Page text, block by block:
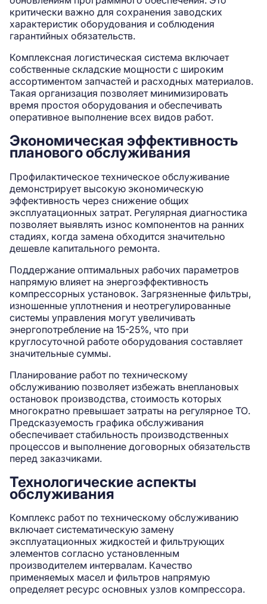
критически важно для сохранения заводских
характеристик оборудования и соблюдения
гарантийных обязательств.
Комплексная логистическая система включает
собственные складские мощности с широким
ассортиментом запчастей и расходных материалов.
Такая организация позволяет минимизировать
время простоя оборудования и обеспечивать
оперативное выполнение всех видов работ.
Экономическая эффективность
планового обслуживания
Профилактическое техническое обслуживание
демонстрирует высокую экономическую
эффективность через снижение общих
эксплуатационных затрат. Регулярная диагностика
позволяет выявлять износ компонентов на ранних
стадиях, когда замена обходится значительно
дешевле капитального ремонта.
Поддержание оптимальных рабочих параметров
напрямую влияет на энергоэффективность
компрессорных установок. Загрязненные фильтры,
изношенные уплотнения и неотрегулированные
системы управления могут увеличивать
энергопотребление на 15-25%, что при
круглосуточной работе оборудования составляет
значительные суммы.
Планирование работ по техническому
обслуживанию позволяет избежать внеплановых
остановок производства, стоимость которых
многократно превышает затраты на регулярное ТО.
Предсказуемость графика обслуживания
обеспечивает стабильность производственных
процессов и выполнение договорных обязательств
перед заказчиками.
Технологические аспекты
обслуживания
Комплекс работ по техническому обслуживанию
включает систематическую замену
эксплуатационных жидкостей и фильтрующих
элементов согласно установленным
производителем интервалам. Качество
применяемых масел и фильтров напрямую
определяет ресурс основных узлов компрессора.